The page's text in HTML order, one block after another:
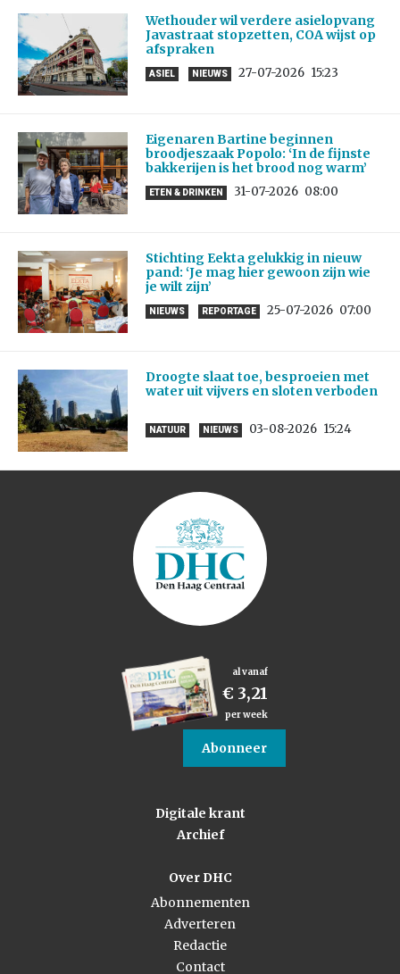
Wethouder wil verdere asielopvang
Javastraat stopzetten, COA wijst op
afspraken
ASIEL NIEUWS 27-07-2026 15:23
Eigenaren Bartine beginnen
broodjeszaak Popolo: ‘In de fijnste
bakkerijen is het brood nog warm’
ETEN & DRINKEN 31-07-2026 08:00
Stichting Eekta gelukkig in nieuw
pand: ‘Je mag hier gewoon zijn wie
je wilt zijn’
NIEUWS REPORTAGE 25-07-2026 07:00
Droogte slaat toe, besproeien met
water uit vijvers en sloten verboden
NATUUR NIEUWS 03-08-2026 15:24
al vanaf
€ 3,21
per week
Abonneer
Digitale krant
Archief
Over DHC
Abonnementen
Adverteren
Redactie
Contact